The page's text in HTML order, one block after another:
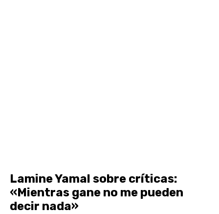
Lamine Yamal sobre críticas:
«Mientras gane no me pueden
decir nada»